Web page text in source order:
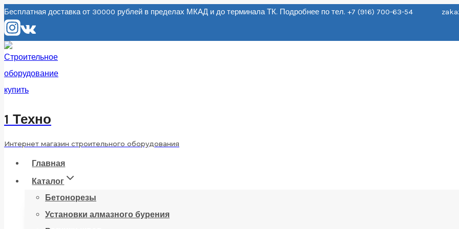
Перейти
к
содержанию
Бесплатная доставка от 30000 рублей в пределах МКАД и до терминала ТК. Подробнее по тел. +7 (916) 700-63-54
1 Техно
Интернет магазин строительного оборудования
Главная
Каталог
Бетонорезы
Установки алмазного бурения